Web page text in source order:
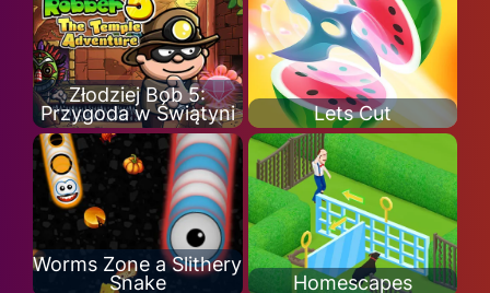
Złodziej Bob 5:
Przygoda w Świątyni
Lets Cut
Worms Zone a Slithery
Snake
Homescapes